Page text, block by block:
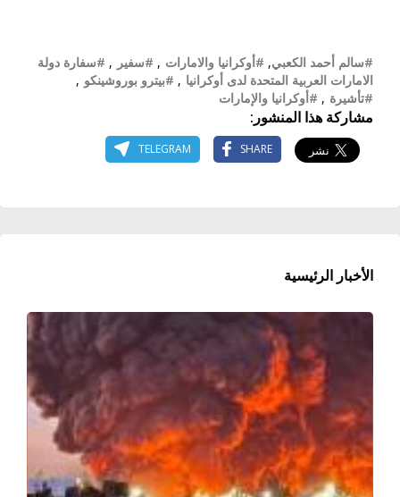
#سالم أحمد الكعبي, #أوكرانيا والامارات , #سفير , #سفارة دولة
الامارات العربية المتحدة لدى أوكرانيا , #بيترو بوروشينكو ,
#تأشيرة , #أوكرانيا والإمارات
مشاركة هذا المنشور:
SHARE
TELEGRAM
الأخبار الرئيسية